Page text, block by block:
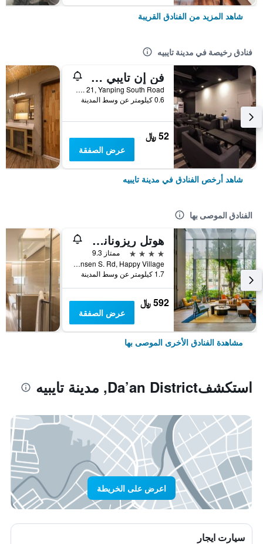
شاهد المزيد من الفنادق القريبة
فنادق رخيصة في مدينة تايبيه
فن إن تايبي هوستل
2F, No. 21, Yanping South Road, مدينة تايبيه, تايوان
0.6 كيلومتر عن وسط المدينة
52 ﷼
عرض الصفقة
شاهد أرخص الفنادق في مدينة تايبيه
الفنادق الموصى بها
هوتل ريزونانس تايبي، تابيستري كوليكشن باي هيلتون
4 نجوم
ممتاز 9.3
No. 7 Linsen S. Rd, Happy Village, مدينة تايبيه, تايوان
1.7 كيلومتر عن وسط المدينة
592 ﷼
عرض الصفقة
مشاهدة الفنادق الأخرى الموصى بها
استكشفDa’an District, مدينة تايبيه
اعرض على الخريطة
سيارت ايجار